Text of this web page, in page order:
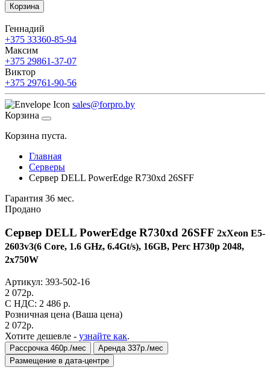
Корзина
Геннадий
+375 33360-85-94
Максим
+375 29861-37-07
Виктор
+375 29761-90-56
sales@forpro.by
Корзина
Корзина пуста.
Главная
Серверы
Сервер DELL PowerEdge R730xd 26SFF
Гарантия 36 мес.
Продано
Сервер DELL PowerEdge R730xd 26SFF 2xXeon E5-
2603v3(6 Core, 1.6 GHz, 6.4Gt/s), 16GB, Perc H730p 2048,
2x750W
Артикул: 393-502-16
2 072р.
C НДС: 2 486 р.
Розничная цена (Ваша цена)
2 072р.
Хотите дешевле - узнайте как.
Рассрочка 460р./мес
Аренда 337р./мес
Размещение в дата-центре